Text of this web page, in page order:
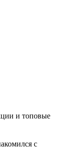
и топовые
с